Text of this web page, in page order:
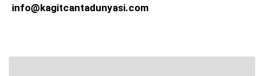
info@kagitcantadunyasi.com